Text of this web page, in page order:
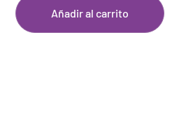
Añadir al carrito